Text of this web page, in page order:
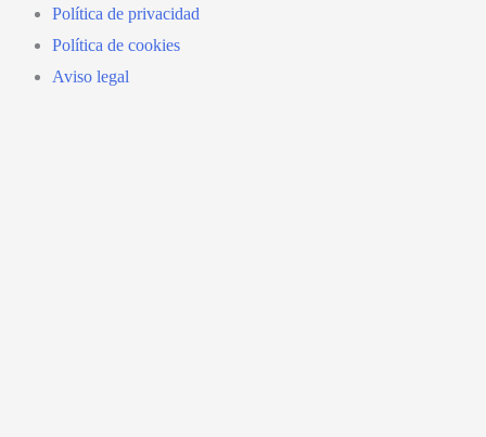
Política de privacidad
Política de cookies
Aviso legal